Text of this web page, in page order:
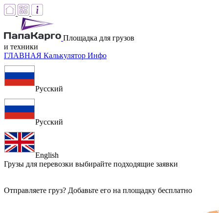
Площадка для грузов
и техники
ГЛАВНАЯ Калькулятор Инфо
Русский
Русский
English
Грузы для перевозки выбирайте подходящие заявки
Отправляете груз? Добавьте его на площадку бесплатно